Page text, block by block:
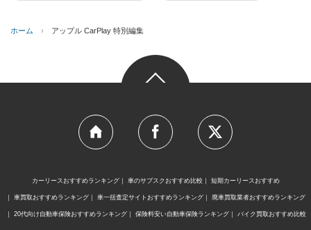
ホーム › アップル CarPlay 特別編集
カーリースおすすめランキング 車のサブスクおすすめ比較 短期カーリースおすすめ
車買取おすすめランキング 車一括査定サイトおすすめランキング 廃車買取業者おすすめランキング
20代向け自動車保険おすすめランキング 保険料安い自動車保険ランキング バイク買取おすすめ比較